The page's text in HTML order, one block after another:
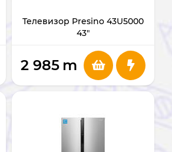
Телевизор Presino 43U5000
43"
2 985 m